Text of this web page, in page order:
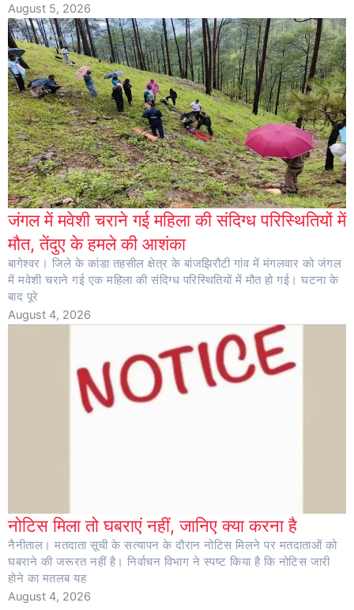
August 5, 2026
जंगल में मवेशी चराने गई महिला की संदिग्ध परिस्थितियों में
मौत, तेंदुए के हमले की आशंका
बागेश्वर। जिले के कांडा तहसील क्षेत्र के बांजझिरौटी गांव में मंगलवार को जंगल
में मवेशी चराने गई एक महिला की संदिग्ध परिस्थितियों में मौत हो गई। घटना के
बाद पूरे
August 4, 2026
नोटिस मिला तो घबराएं नहीं, जानिए क्या करना है
नैनीताल। मतदाता सूची के सत्यापन के दौरान नोटिस मिलने पर मतदाताओं को
घबराने की जरूरत नहीं है। निर्वाचन विभाग ने स्पष्ट किया है कि नोटिस जारी
होने का मतलब यह
August 4, 2026